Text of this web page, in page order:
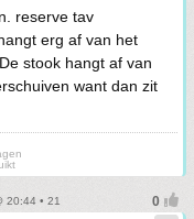
reserve tav
erg af van het
stook hangt af van
want dan zit
20:44 • 21